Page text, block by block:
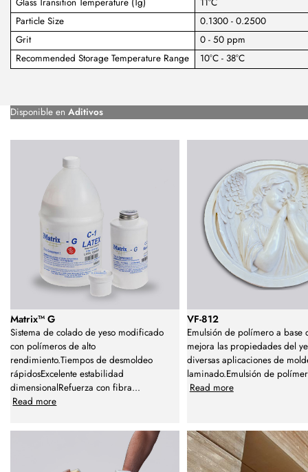
Particle Size
0.1300 - 0.2500
Grit
0 - 50 ppm
Recommended Storage Temperature Range
10°C - 38°C
Disponible en Aditivos
Matrix™ G
Sistema de colado de yeso modificado
con polímeros de alto
rendimiento.Tiempos de desmoldeo
rápidosExcelente estabilidad
dimensionalRefuerza con fibra...
Read more
VF-812
Emulsión de polímero a base
mejora las propiedades del
diversas aplicaciones de
laminado.Emulsión de
Read more